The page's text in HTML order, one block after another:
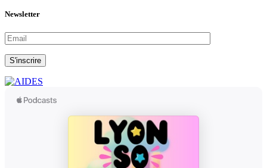
Newsletter
S'inscrire